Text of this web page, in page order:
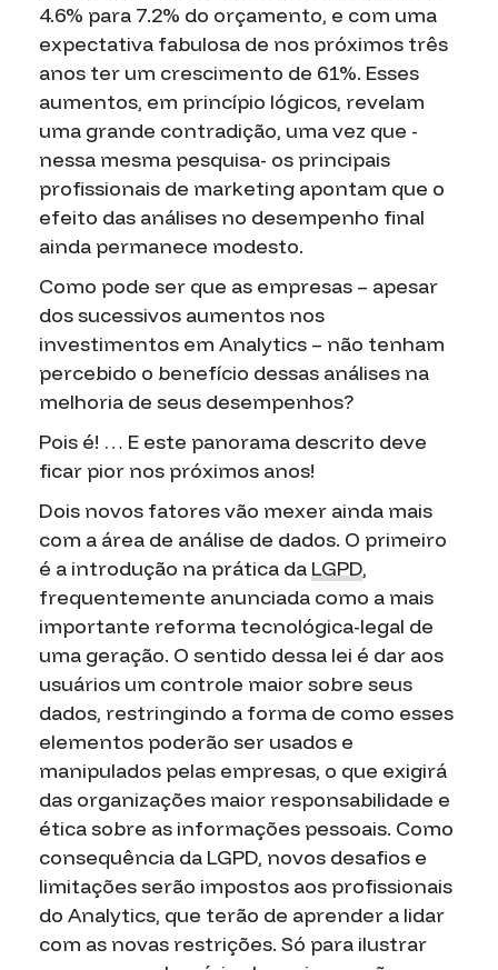
4.6% para 7.2% do orçamento, e com uma
expectativa fabulosa de nos próximos três
anos ter um crescimento de 61%. Esses
aumentos, em princípio lógicos, revelam
uma grande contradição, uma vez que -
nessa mesma pesquisa- os principais
profissionais de marketing apontam que o
efeito das análises no desempenho final
ainda permanece modesto.
Como pode ser que as empresas – apesar
dos sucessivos aumentos nos
investimentos em Analytics – não tenham
percebido o benefício dessas análises na
melhoria de seus desempenhos?
Pois é! … E este panorama descrito deve
ficar pior nos próximos anos!
Dois novos fatores vão mexer ainda mais
com a área de análise de dados. O primeiro
é a introdução na prática da LGPD,
frequentemente anunciada como a mais
importante reforma tecnológica-legal de
uma geração. O sentido dessa lei é dar aos
usuários um controle maior sobre seus
dados, restringindo a forma de como esses
elementos poderão ser usados e
manipulados pelas empresas, o que exigirá
das organizações maior responsabilidade e
ética sobre as informações pessoais. Como
consequência da LGPD, novos desafios e
limitações serão impostos aos profissionais
do Analytics, que terão de aprender a lidar
com as novas restrições. Só para ilustrar